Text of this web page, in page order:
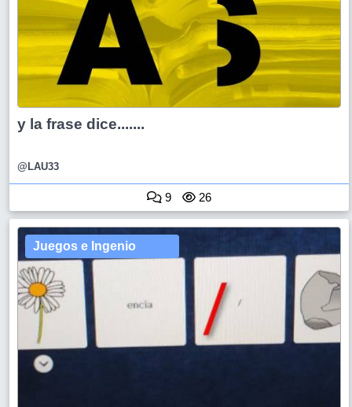
y la frase dice.......
@LAU33
9 26
Juegos e Ingenio